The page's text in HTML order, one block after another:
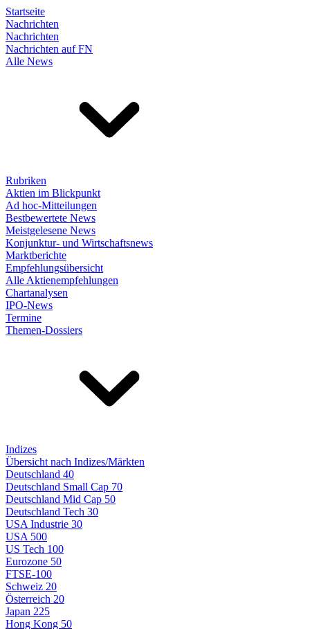
Startseite
Nachrichten
Nachrichten
Nachrichten auf FN
Alle News
Rubriken
Aktien im Blickpunkt
Ad hoc-Mitteilungen
Bestbewertete News
Meistgelesene News
Konjunktur- und Wirtschaftsnews
Marktberichte
Empfehlungsübersicht
Alle Aktienempfehlungen
Chartanalysen
IPO-News
Termine
Themen-Dossiers
Indizes
Übersicht nach Indizes/Märkten
Deutschland 40
Deutschland Small Cap 70
Deutschland Mid Cap 50
Deutschland Tech 30
USA Industrie 30
USA 500
US Tech 100
Eurozone 50
FTSE-100
Schweiz 20
Österreich 20
Japan 225
Hong Kong 50